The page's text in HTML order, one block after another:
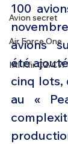
Avion secret
Air Force One
IAI Kfir C2/C7/
100
avions
été
cinq lots,
au «